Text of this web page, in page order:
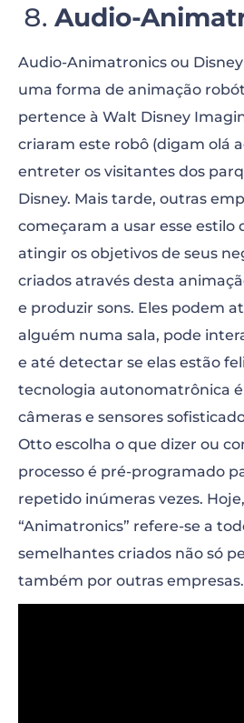
Audio-
Audio-Animatronics ou
uma forma de animação
pertence à Walt Disney
criaram este robô (digam olá
entreter os visitantes dos
Disney. Mais tarde, outras
começaram a usar esse estilo
atingir os objetivos de seus
criados através desta
e produzir sons. Eles podem
alguém numa sala, pode
e até detectar se elas estão
tecnologia autonomatrônica
câmeras e sensores
Otto escolha o que dizer ou
processo é pré-programado
repetido inúmeras vezes.
“Animatronics” refere-se a
semelhantes criados não só
também por outras empresas.